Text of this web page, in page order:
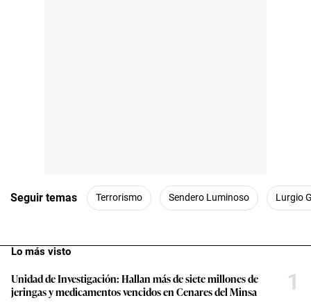
Seguir temas Terrorismo Sendero Luminoso Lurgio
Lo más visto
Unidad de Investigación: Hallan más de siete millones de
jeringas y medicamentos vencidos en Cenares del Minsa
1